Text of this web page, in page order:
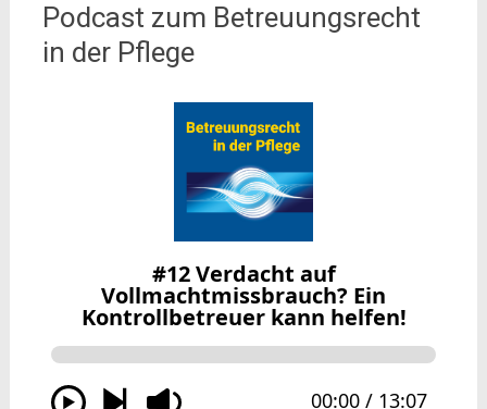
Podcast zum Betreuungsrecht
in der Pflege